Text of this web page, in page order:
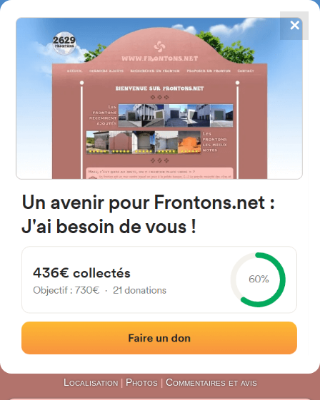
FRONTONS.NET
RECHERCHER UN FRONTON
PROPOSER UN FRONTON
4867
frontons
C. Don Quijote de la Mancha
28814 Daganzo de Arriba,
Madrid Espagne
Fronton mur à gauche
Localisation| Photos Commentaires et avis
✕